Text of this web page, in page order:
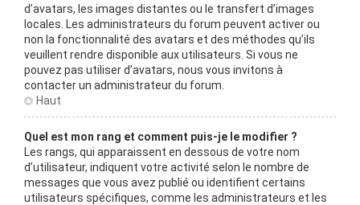
d’avatars, les images distantes ou le transfert d’images
locales. Les administrateurs du forum peuvent activer ou
non la fonctionnalité des avatars et des méthodes qu’ils
veuillent rendre disponible aux utilisateurs. Si vous ne
pouvez pas utiliser d’avatars, nous vous invitons à
contacter un administrateur du forum.
Haut
Quel est mon rang et comment puis-je le modifier ?
Les rangs, qui apparaissent en dessous de votre nom
d’utilisateur, indiquent votre activité selon le nombre de
messages que vous avez publié ou identifient certains
utilisateurs spécifiques, comme les administrateurs et les